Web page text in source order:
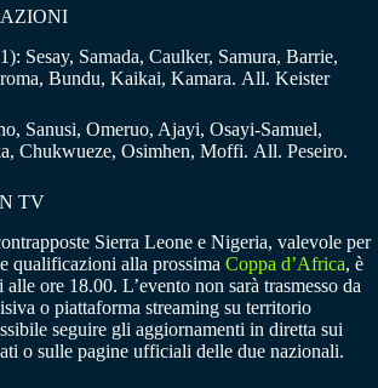
Sesay, Samada, Caulker, Samura, Barrie,
Bundu, Kaikai, Kamara. All. Keister
Sanusi, Omeruo, Ajayi, Osayi-Samuel,
Chukwueze, Osimhen, Moffi. All. Peseiro.
TV
Sierra Leone e Nigeria, valevole per
qualificazioni alla prossima Coppa d’Africa, è
ore 18.00. L’evento non sarà trasmesso da
o piattaforma streaming su territorio
seguire gli aggiornamenti in diretta sui
o sulle pagine ufficiali delle due nazionali.